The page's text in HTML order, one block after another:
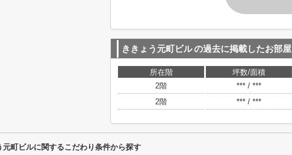
ききょう元町ビルの過去に掲載したお部屋
所在階 坪数/面積
2階
*** / ***
2階
*** / ***
元町ビルに関するこだわり条件から探す